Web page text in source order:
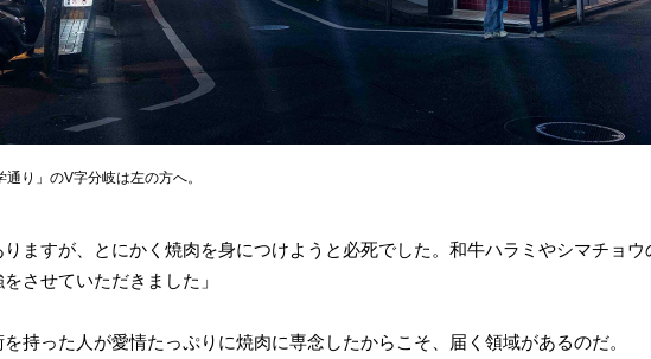
り」のV字分岐は左の方へ。
りますが、とにかく焼肉を身につけようと必死でした。和牛ハラミやシマチョ
させていただきました」
持った人が愛情たっぷりに焼肉に専念したからこそ、届く領域があるのだ。